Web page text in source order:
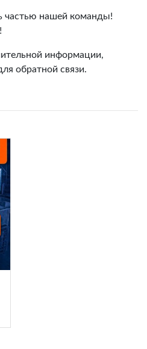
частью нашей команды!
информации,
обратной связи.